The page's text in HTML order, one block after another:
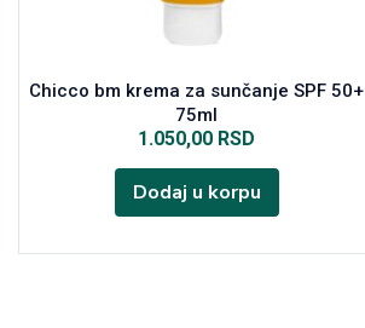
Chicco bm krema za sunčanje SPF 50+
75ml
1.050,00 RSD
Dodaj u korpu